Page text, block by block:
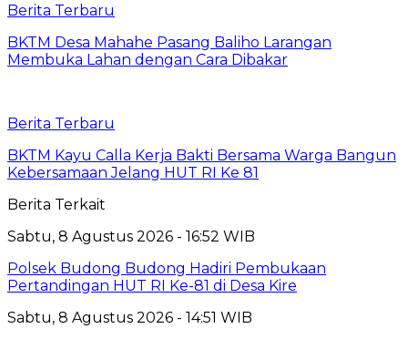
Berita Terbaru
BKTM Desa Mahahe Pasang Baliho Larangan
Membuka Lahan dengan Cara Dibakar
Berita Terbaru
BKTM Kayu Calla Kerja Bakti Bersama Warga Bangun
Kebersamaan Jelang HUT RI Ke 81
Berita Terkait
Sabtu, 8 Agustus 2026 - 16:52 WIB
Polsek Budong Budong Hadiri Pembukaan
Pertandingan HUT RI Ke-81 di Desa Kire
Sabtu, 8 Agustus 2026 - 14:51 WIB